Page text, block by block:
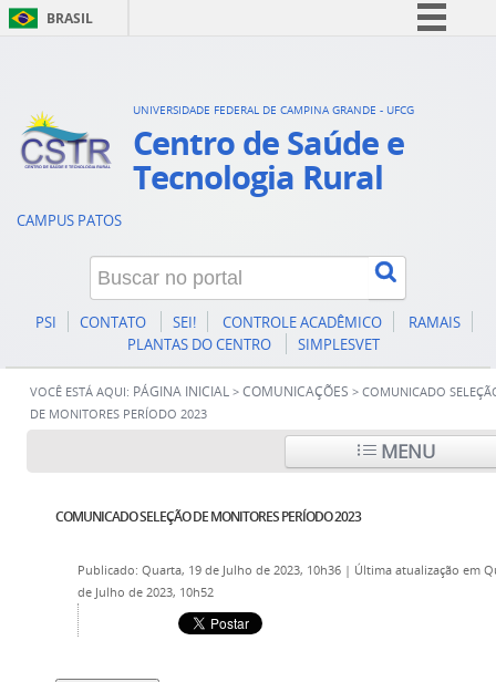
BRASIL
Acesso à informação
Legislação
UNIVERSIDADE FEDERAL DE CAMPINA GRANDE - UFCG
Centro de Saúde e
Tecnologia Rural
CAMPUS PATOS
PSI CONTATO SEI! CONTROLE ACADÊMICO
RAMAIS
PLANTAS DO CENTRO
SIMPLESVET
VOCÊ ESTÁ AQUI: PÁGINA INICIAL > COMUNICAÇÕES > COMUNICADO
DE MONITORES PERÍODO 2023
MENU
COMUNICADO SELEÇÃO DE MONITORES PERÍODO 2023
Publicado: Quarta, 19 de Julho de 2023, 10h36 | Última atualização em
de Julho de 2023, 10h52